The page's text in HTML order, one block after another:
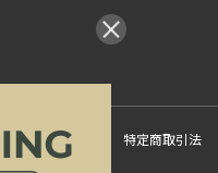
よくある質問 特定商取引法